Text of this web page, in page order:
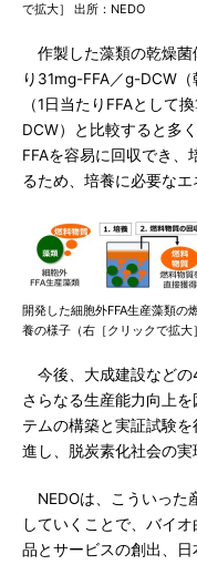
で拡大］ 出所：NEDO
作製した藻類の乾燥菌
り31mg-FFA／g-DCW
（1日当たりFFAとして
DCW）と比較すると多
FFAを容易に回収でき、
るため、培養に必要なエ
開発した細胞外FFA生産藻類の
養の様子（右［クリックで拡大
今後、大成建設などの
さらなる生産能力向上
テムの構築と実証試験
進し、脱炭素化社会の実
NEDOは、こういった
していくことで、バイ
品とサービスの創出、